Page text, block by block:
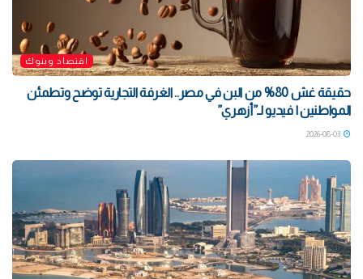
اقتصاد وبنوك
حقيقة غش 80% من البن في مصر.. الغرفة التجارية توضح وتطمئن
المواطنين | فيديو لـ”أزهري”